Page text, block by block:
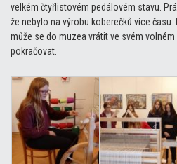
velkém čtyřlistovém pedálovém stavu.
že nebylo na výrobu koberečků více
může se do muzea vrátit ve svém volném
pokračovat.